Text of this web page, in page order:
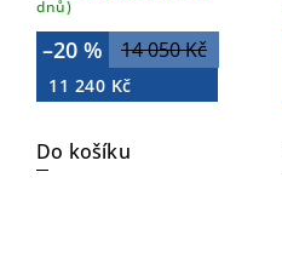
dnů)
14 050 Kč
–20 %
11 240 Kč
Do košíku